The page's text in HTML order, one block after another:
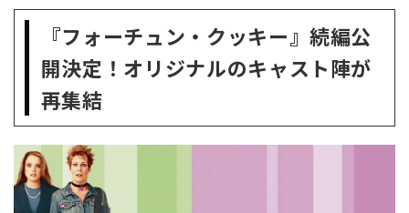
『フォーチュン・クッキー』続編公
開決定！オリジナルのキャスト陣が
再集結